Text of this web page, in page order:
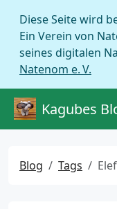
Diese Seite wird
Ein Verein von
seines digitalen
Natenom e. V.
Kagubes
Blog Tags